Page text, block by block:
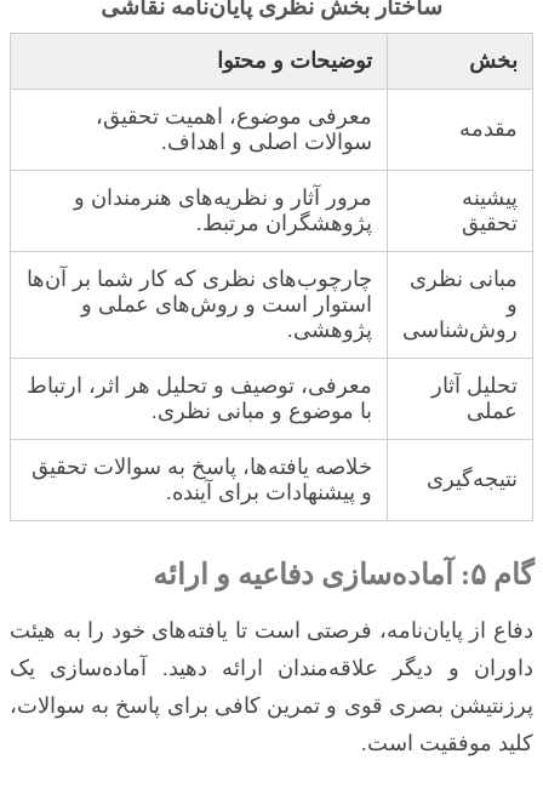
ساختار بخش نظری پایان‌نامه نقاشی
بخش توضیحات و محتوا
مقدمه
معرفی موضوع، اهمیت تحقیق،
سوالات اصلی و اهداف.
پیشینه
تحقیق
مرور آثار و نظریه‌های هنرمندان و
پژوهشگران مرتبط.
مبانی نظری
و
روش‌شناسی
چارچوب‌های نظری که کار شما بر آن‌ها
استوار است و روش‌های عملی و
پژوهشی.
تحلیل آثار
عملی
معرفی، توصیف و تحلیل هر اثر، ارتباط
با موضوع و مبانی نظری.
نتیجه‌گیری
خلاصه یافته‌ها، پاسخ به سوالات تحقیق
و پیشنهادات برای آینده.
گام ۵: آماده‌سازی دفاعیه و ارائه
دفاع از پایان‌نامه، فرصتی است تا یافته‌های خود را به هیئت
داوران و دیگر علاقه‌مندان ارائه دهید. آماده‌سازی یک
پرزنتیشن بصری قوی و تمرین کافی برای پاسخ به سوالات،
کلید موفقیت است.